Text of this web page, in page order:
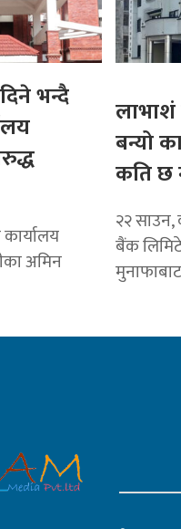
भन्दै
अमिन
लाभाशं
बन्यो
कति छ
२२
बैंक